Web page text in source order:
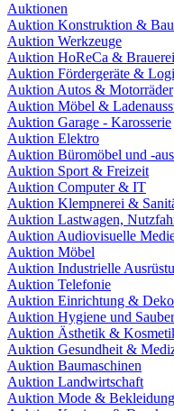
Auktionen
Auktion Konstruktion &
Auktion Werkzeuge
Auktion HoReCa & Brauerei
Auktion Fördergeräte &
Auktion Autos & Motorräder
Auktion Möbel &
Auktion Garage - Karosserie
Auktion Elektro
Auktion Büromöbel und -
Auktion Sport & Freizeit
Auktion Computer & IT
Auktion Klempnerei &
Auktion Lastwagen,
Auktion Audiovisuelle
Auktion Möbel
Auktion Industrielle
Auktion Telefonie
Auktion Einrichtung &
Auktion Hygiene und
Auktion Ästhetik &
Auktion Gesundheit &
Auktion Baumaschinen
Auktion Landwirtschaft
Auktion Mode & Bekleidung